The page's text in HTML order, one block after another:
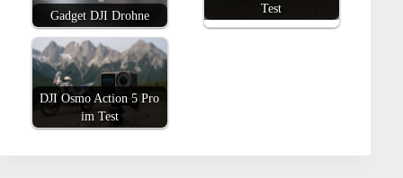
Gadget DJI Drohne
Test
DJI Osmo Action 5 Pro
im Test